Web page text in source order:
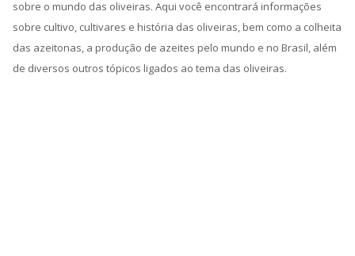
sobre o mundo das oliveiras. Aqui você encontrará informações
sobre cultivo, cultivares e história das oliveiras, bem como a colheita
das azeitonas, a produção de azeites pelo mundo e no Brasil, além
de diversos outros tópicos ligados ao tema das oliveiras.